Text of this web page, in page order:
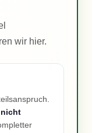
wir hier.
nicht